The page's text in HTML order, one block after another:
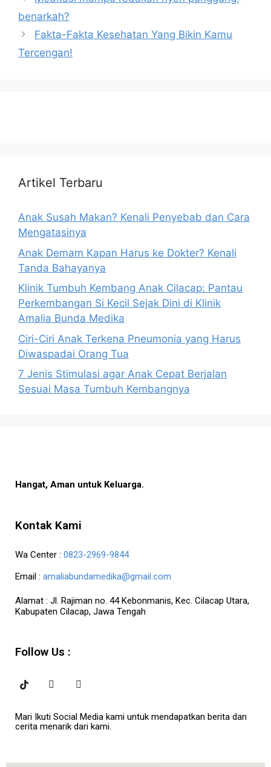
benarkah?
Fakta-Fakta Kesehatan Yang Bikin Kamu
Tercengan!
Artikel Terbaru
Anak Susah Makan? Kenali Penyebab dan Cara
Mengatasinya
Anak Demam Kapan Harus ke Dokter? Kenali
Tanda Bahayanya
Klinik Tumbuh Kembang Anak Cilacap: Pantau
Perkembangan Si Kecil Sejak Dini di Klinik
Amalia Bunda Medika
Ciri-Ciri Anak Terkena Pneumonia yang Harus
Diwaspadai Orang Tua
7 Jenis Stimulasi agar Anak Cepat Berjalan
Sesuai Masa Tumbuh Kembangnya
Hangat, Aman untuk Keluarga.
Kontak Kami
Wa Center : 0823-2969-9844
Email : amaliabundamedika@gmail.com
Alamat : Jl. Rajiman no. 44 Kebonmanis, Kec. Cilacap Utara,
Kabupaten Cilacap, Jawa Tengah
Follow Us :
Mari Ikuti Social Media kami untuk mendapatkan berita dan
cerita menarik dari kami.